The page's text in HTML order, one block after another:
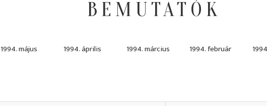
BEMUTATÓK
1994. május 1994. április 1994. március 1994. február